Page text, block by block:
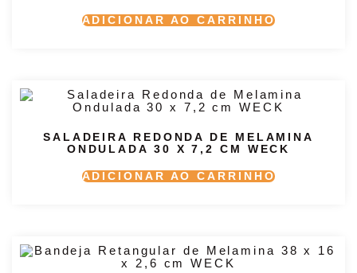
ADICIONAR AO CARRINHO
SALADEIRA REDONDA DE MELAMINA
ONDULADA 30 X 7,2 CM WECK
ADICIONAR AO CARRINHO